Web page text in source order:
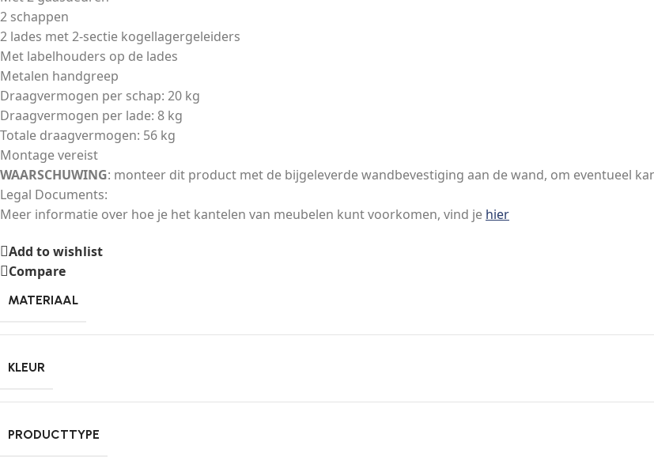
2 schappen
2 lades met 2-sectie kogellagergeleiders
Met labelhouders op de lades
Metalen handgreep
Draagvermogen per schap: 20 kg
Draagvermogen per lade: 8 kg
Totale draagvermogen: 56 kg
Montage vereist
WAARSCHUWING: monteer dit product met de bijgeleverde wandbevestiging aan de wand, om eventueel
Legal Documents:
Meer informatie over hoe je het kantelen van meubelen kunt voorkomen, vind je hier
Add to wishlist
Compare
MATERIAAL
KLEUR
PRODUCTTYPE